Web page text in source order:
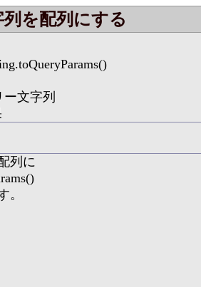
を配列にする
ー文字列
列に
。